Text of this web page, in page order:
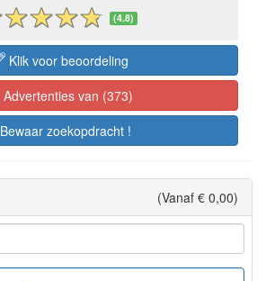
(4.8)
Klik voor beoordeling
Advertenties van (373)
Bewaar zoekopdracht !
(Vanaf € 0,00)